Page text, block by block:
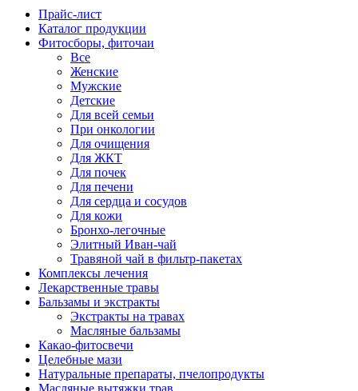
Прайс-лист
Каталог продукции
Фитосборы, фиточаи
Все
Женские
Мужские
Детские
Для всей семьи
При онкологии
Для очищения
Для ЖКТ
Для почек
Для печени
Для сердца и сосудов
Для кожи
Бронхо-легочные
Элитный Иван-чай
Травяной чай в фильтр-пакетах
Комплексы лечения
Лекарственные травы
Бальзамы и экстракты
Экстракты на травах
Масляные бальзамы
Какао-фитосвечи
Целебные мази
Натуральные препараты, пчелопродукты
Масляные вытяжки трав